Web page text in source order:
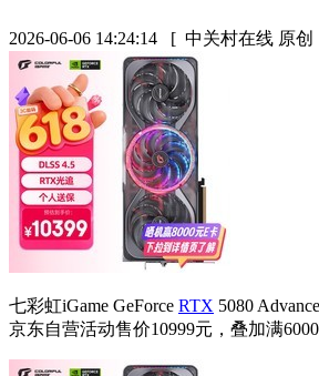
2026-06-06 14:24:14 [ 中关村在线 原
七彩虹iGame GeForce RTX 5080
京东自营活动售价10999元，叠加满